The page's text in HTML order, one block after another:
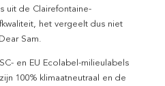
uit de Clairefontaine-
het vergeelt dus niet
Sam.
en EU Ecolabel-milieulabels
100% klimaatneutraal en de